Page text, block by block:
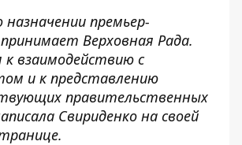
назначении премьер-
Верховная Рада.
к взаимодействию с
и к представлению
правительственных
Свириденко на своей